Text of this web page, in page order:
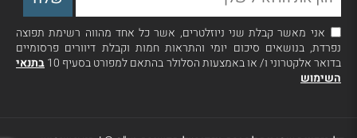
אני מאשר קבלת שני ניוזלטרים, אשר כל אחד מהווה רשימת תפוצה
נפרדת, בנושאים סיכום יומי והתראות חמות וקבלת דיוורים פרסומיים
בדואר אלקטרוני ו/ או באמצעות הסלולר בהתאם למפורט בסעיף 10
בתנאי
השימוש